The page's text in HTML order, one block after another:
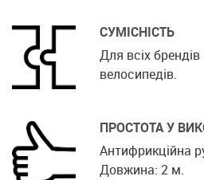
СУМІСНІСТЬ
Для всіх
велосипедів.
ПРОСТОТА У
Антифрикційна
Довжина: 2 м.